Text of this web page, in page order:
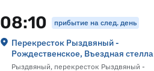
08:10 прибытие на след. день
Перекресток Рыздвяный -
Рождественское, Въездная стелла
Рыздвяный, перекресток Рыздвяный -